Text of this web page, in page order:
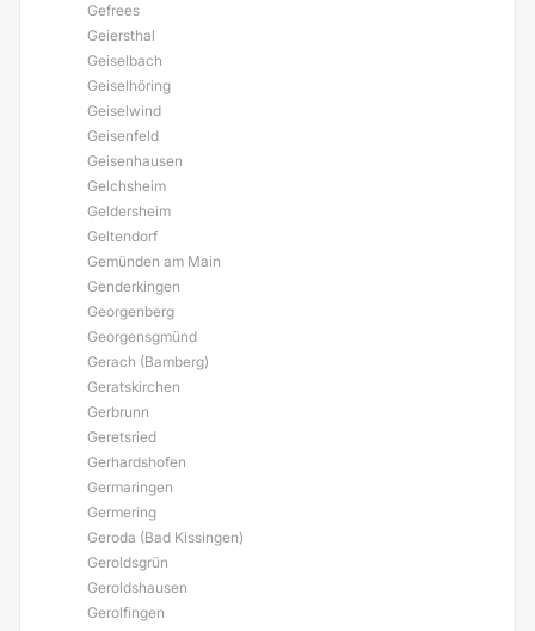
Gefrees
Geiersthal
Geiselbach
Geiselhöring
Geiselwind
Geisenfeld
Geisenhausen
Gelchsheim
Geldersheim
Geltendorf
Gemünden am Main
Genderkingen
Georgenberg
Georgensgmünd
Gerach (Bamberg)
Geratskirchen
Gerbrunn
Geretsried
Gerhardshofen
Germaringen
Germering
Geroda (Bad Kissingen)
Geroldsgrün
Geroldshausen
Gerolfingen